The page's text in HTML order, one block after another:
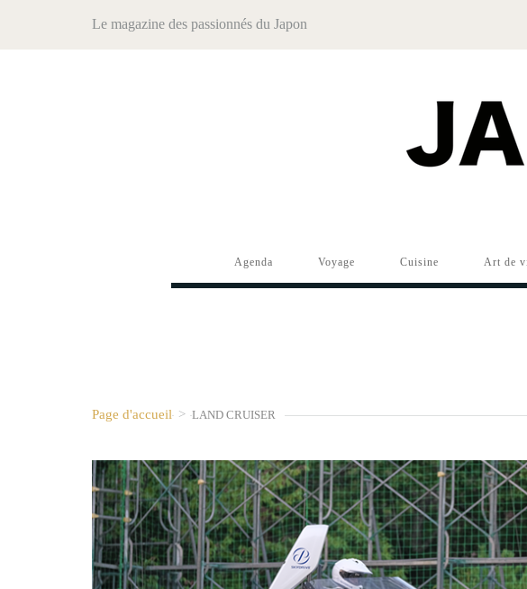
Le magazine des passionnés du Japon
Agenda Voyage Cuisine Art de
Page d'accueil > LAND CRUISER